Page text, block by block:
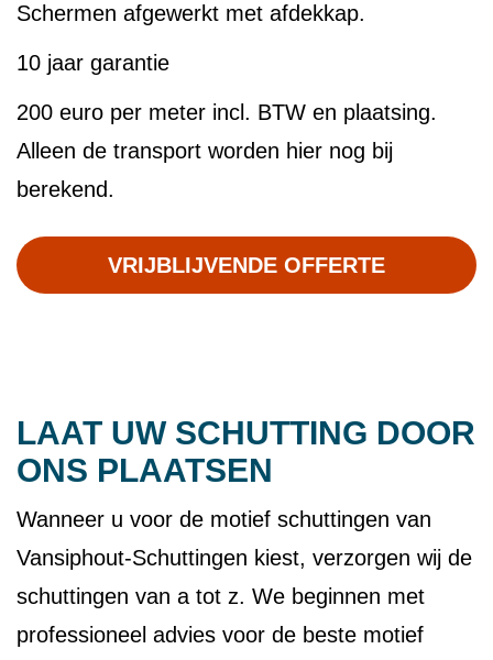
Schermen afgewerkt met afdekkap.
10 jaar garantie
200 euro per meter incl. BTW en plaatsing.
Alleen de transport worden hier nog bij
berekend.
VRIJBLIJVENDE OFFERTE
LAAT UW SCHUTTING DOOR
ONS PLAATSEN
Wanneer u voor de motief schuttingen van
Vansiphout-Schuttingen kiest, verzorgen wij de
schuttingen van a tot z. We beginnen met
professioneel advies voor de beste motief